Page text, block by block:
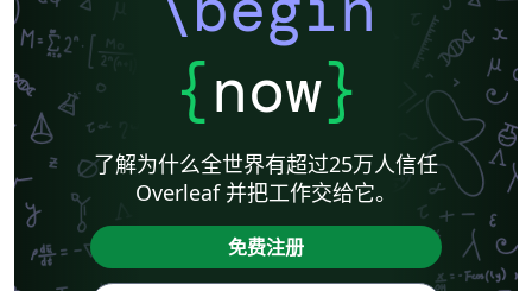
{now}
了解为什么全世界有超过25万人信任
Overleaf 并把工作交给它。
免费注册